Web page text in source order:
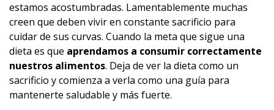
estamos acostumbradas. Lamentablemente muchas
creen que deben vivir en constante sacrificio para
cuidar de sus curvas. Cuando la meta que sigue una
dieta es que aprendamos a consumir correctamente
nuestros alimentos. Deja de ver la dieta como un
sacrificio y comienza a verla como una guía para
mantenerte saludable y más fuerte.